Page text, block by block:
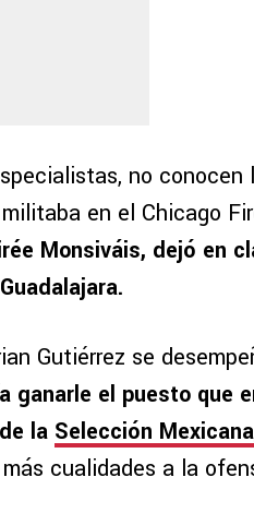
no conocen
en el Chicago
Monsiváis, dejó en
Gutiérrez se
ganarle el puesto que
la Selección
cualidades a la